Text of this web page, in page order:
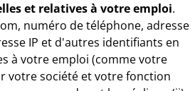
et relatives à votre emploi.
numéro de téléphone, adresse
IP et d'autres identifiants en
à votre emploi (comme votre
votre société et votre fonction